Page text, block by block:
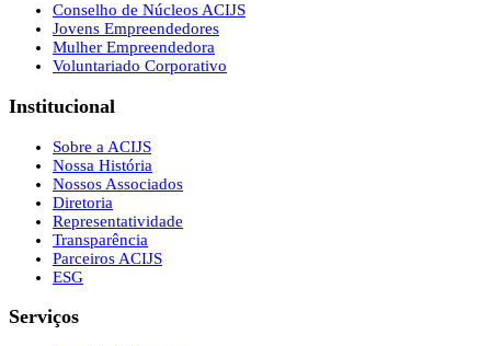
Conselho de Núcleos ACIJS
Jovens Empreendedores
Mulher Empreendedora
Voluntariado Corporativo
Institucional
Sobre a ACIJS
Nossa História
Nossos Associados
Diretoria
Representatividade
Transparência
Parceiros ACIJS
ESG
Serviços